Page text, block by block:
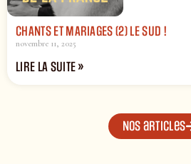
CHANTS ET MARIAGES (2) LE SUD !
novembre 11, 2025
LIRE LA SUITE »
Nos articles